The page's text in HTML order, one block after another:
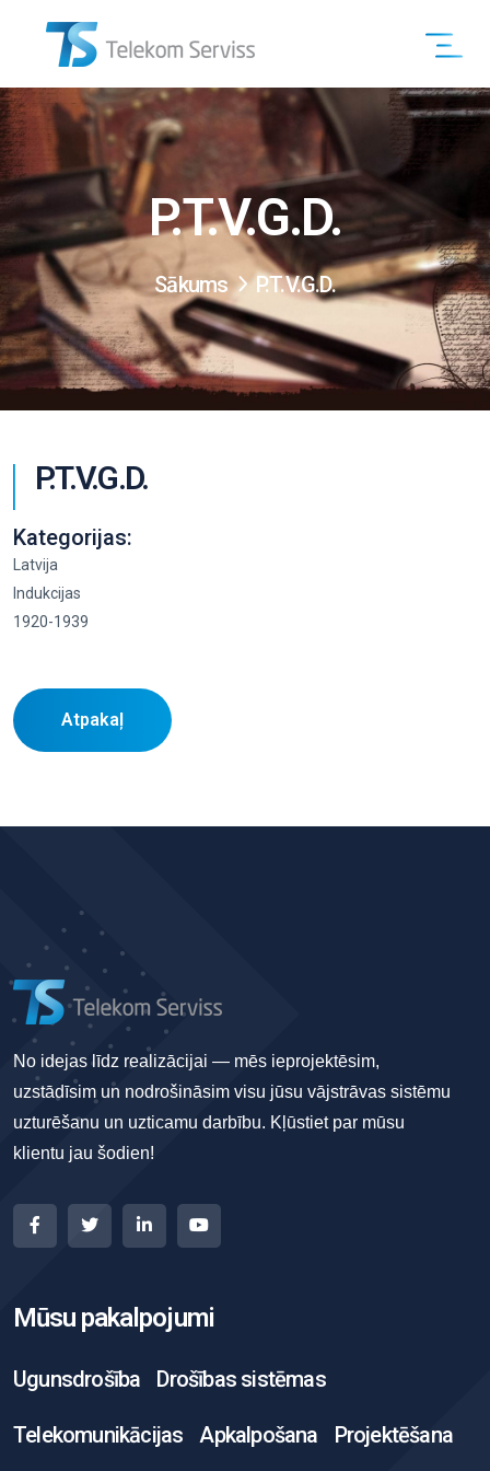
P.T.V.G.D.
Sākums P.T.V.G.D.
P.T.V.G.D.
Kategorijas:
Latvija
Indukcijas
1920-1939
Atpakaļ
No idejas līdz realizācijai — mēs ieprojektēsim,
uzstādīsim un nodrošināsim visu jūsu vājstrāvas sistēmu
uzturēšanu un uzticamu darbību. Kļūstiet par mūsu
klientu jau šodien!
Mūsu pakalpojumi
Ugunsdrošība Drošības sistēmas
Telekomunikācijas Apkalpošana Projektēšana